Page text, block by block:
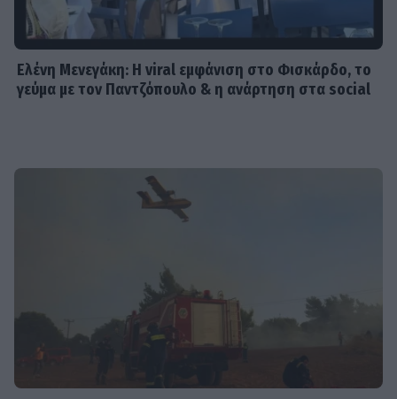
Ελένη Μενεγάκη: Η viral εμφάνιση στο Φισκάρδο, το
γεύμα με τον Παντζόπουλο & η ανάρτηση στα social